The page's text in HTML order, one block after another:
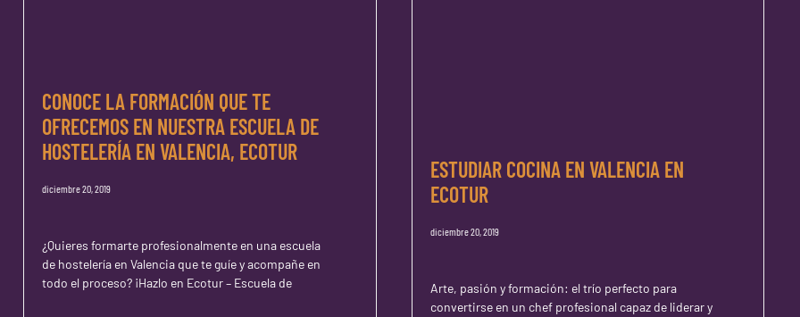
CONOCE LA FORMACIÓN QUE TE
OFRECEMOS EN NUESTRA ESCUELA DE
HOSTELERÍA EN VALENCIA, ECOTUR
diciembre 20, 2019
¿Quieres formarte profesionalmente en una escuela
de hostelería en Valencia que te guíe y acompañe en
todo el proceso? ¡Hazlo en Ecotur – Escuela de
ESTUDIAR COCINA EN VALENCIA EN
ECOTUR
diciembre 20, 2019
Arte, pasión y formación: el trío perfecto para
convertirse en un chef profesional capaz de liderar y